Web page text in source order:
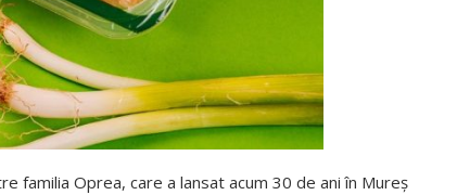
familia Oprea, care a lansat acum 30 de ani în Mureș